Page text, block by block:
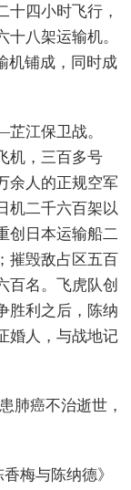
十四小时飞行，
八架运输机。
机铺成，同时成
江保卫战。
机，三百多号
余人的正规空军
机二千六百架以
创日本运输船二
摧毁敌占区五百
百名。飞虎队创
胜利之后，陈纳
婚人，与战地记
肺癌不治逝世，
梅与陈纳德》